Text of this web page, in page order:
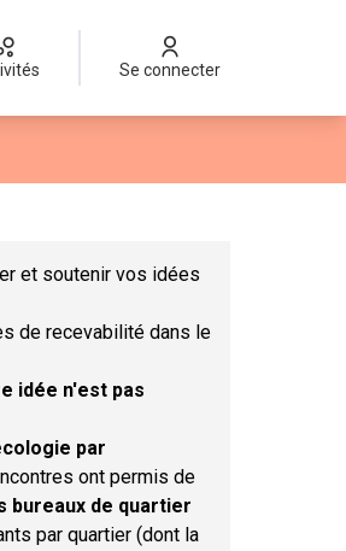
Se connecter
et soutenir vos idées
de recevabilité dans le
idée n'est pas
par
ont permis de
bureaux de quartier
par quartier (dont la